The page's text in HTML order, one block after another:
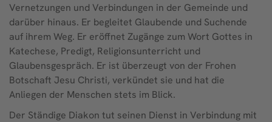
Vernetzungen und Verbindungen in der Gemeinde und
darüber hinaus. Er begleitet Glaubende und Suchende
auf ihrem Weg. Er eröffnet Zugänge zum Wort Gottes in
Katechese, Predigt, Religionsunterricht und
Glaubensgespräch. Er ist überzeugt von der Frohen
Botschaft Jesu Christi, verkündet sie und hat die
Anliegen der Menschen stets im Blick.
Der Ständige Diakon tut seinen Dienst in Verbindung mit